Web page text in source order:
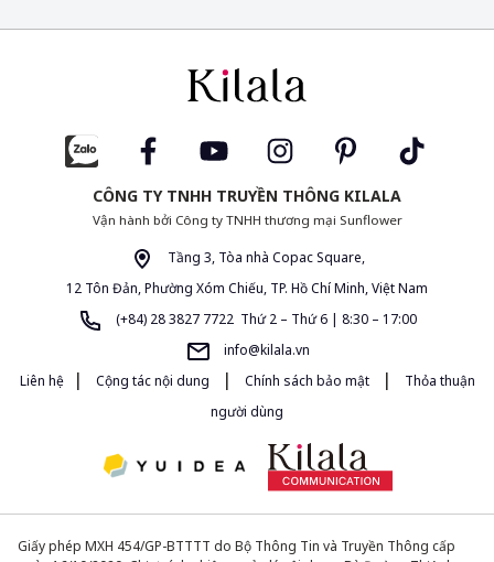
CÔNG TY TNHH TRUYỀN THÔNG KILALA
Vận hành bởi Công ty TNHH thương mại Sunflower
Tầng 3, Tòa nhà Copac Square,
12 Tôn Đản, Phường Xóm Chiếu, TP. Hồ Chí Minh, Việt Nam
(+84) 28 3827 7722 Thứ 2 – Thứ 6 | 8:30 – 17:00
info@kilala.vn
Liên hệ
| Cộng tác nội dung | Chính sách bảo mật |
Thỏa thuận
người dùng
Giấy phép MXH 454/GP-BTTTT do Bộ Thông Tin và Truyền Thông cấp